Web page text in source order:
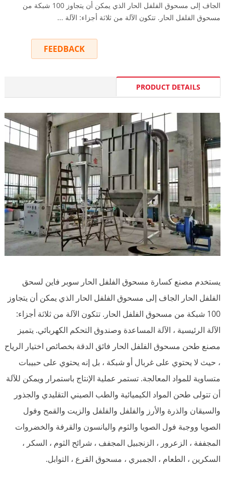
الجاف إلى مسحوق الفلفل الحار الذي يمكن أن يتجاوز 100 شبكة من
مسحوق الفلفل الحار. تتكون الآلة من ثلاثة أجزاء: الآلة ...
FEEDBACK
PRODUCT DETAILS
يستخدم مصنع كسارة مسحوق الفلفل الحار سوبر فاين لسحق
الفلفل الحار الجاف إلى مسحوق الفلفل الحار الذي يمكن أن يتجاوز
100 شبكة من مسحوق الفلفل الحار. تتكون الآلة من ثلاثة أجزاء:
الآلة الرئيسية ، الآلة المساعدة وصندوق التحكم الكهربائي. يتميز
مصنع طحن مسحوق الفلفل الحار فائق الدقة بخصائص اختيار الرياح
، حيث لا يحتوي على غربال أو شبكة ، بل إنه يحتوي على حبيبات
متساوية للمواد المعالجة. تستمر عملية الإنتاج باستمرار ويمكن للآلة
أن تتولى طحن المواد الكيميائية والطب الصيني التقليدي والجذور
والسيقان والذرة والأرز والفلفل والفلفل والزيت والقمح وفول
الصويا ووجبة فول الصويا والثوم واليانسون والقرفة والخضروات
المجففة ، الزعرور ، الزنجبيل المجفف ، شرائح الثوم ، السكر ،
السكرين ، الطعام ، الجمبري ، مسحوق القرع ، التوابل.